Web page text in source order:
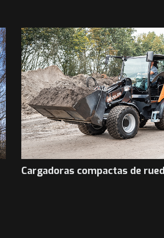
Cargadoras compactas de